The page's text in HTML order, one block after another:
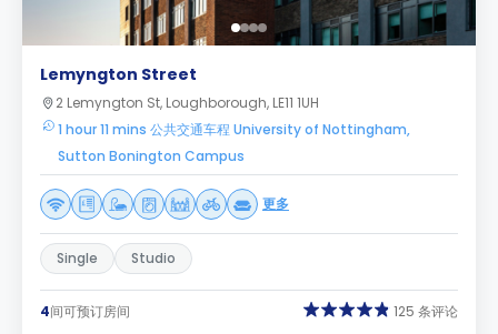
Lemyngton Street
2 Lemyngton St, Loughborough, LE11 1UH
1 hour 11 mins 公共交通车程 University of Nottingham,
Sutton Bonington Campus
更多
Single Studio
4间可预订房间 125 条评论